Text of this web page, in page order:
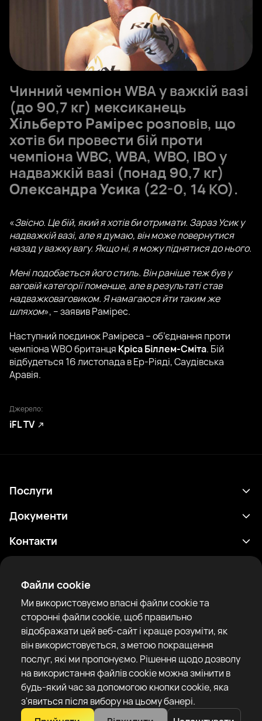
Файли cookie
Ми використовуємо власні файли cookie та
сторонні файли cookie, щоб правильно
відображати цей веб-сайт і краще розуміти, як
він використовується, з метою покращення
послуг, які ми пропонуємо. Рішення щодо дозволу
на використання файлів cookie можна змінити в
будь-який час за допомогою кнопки cookie, яка
з'явиться після вибору на цьому банері.
Чинний чемпіон WBA у важкій вазі
(до 90,7 кг) мексиканець
Хільберто Рамірес розповів, що
хотів би провести бій проти
чемпіона WBC, WBA, WBO, IBO у
надважкій вазі (понад 90,7 кг)
Олександра Усика (22-0, 14 КО).
«Звісно. Це бій, який я хотів би отримати. Зараз Усик у
надважкій вазі, але я думаю, він може повернутися
назад у важку вагу. Якщо ні, я можу піднятися до нього.
Мені подобається його стиль. Він раніше теж був у
ваговій категорії поменше, але в результаті став
надважковаговиком. Я намагаюся йти таким же
шляхом», – заявив Рамірес.
Наступний поєдинок Раміреса – об’єднання проти
чемпіона WBO британця Кріса Біллем-Сміта. Бій
відбудеться 16 листопада в Ер-Ріяді, Саудівська
Аравія.
Джерело:
iFL TV
RTF United service limited
6 Burrows court, Liverpool, United Kingdom
Послуги
Розклад
Рейтинги
Новини
Статті
Sparring Finder
Документи
Політика конфіденційності
Умови використання
Повідомлення про ризики
Правила спільноти
Контакти